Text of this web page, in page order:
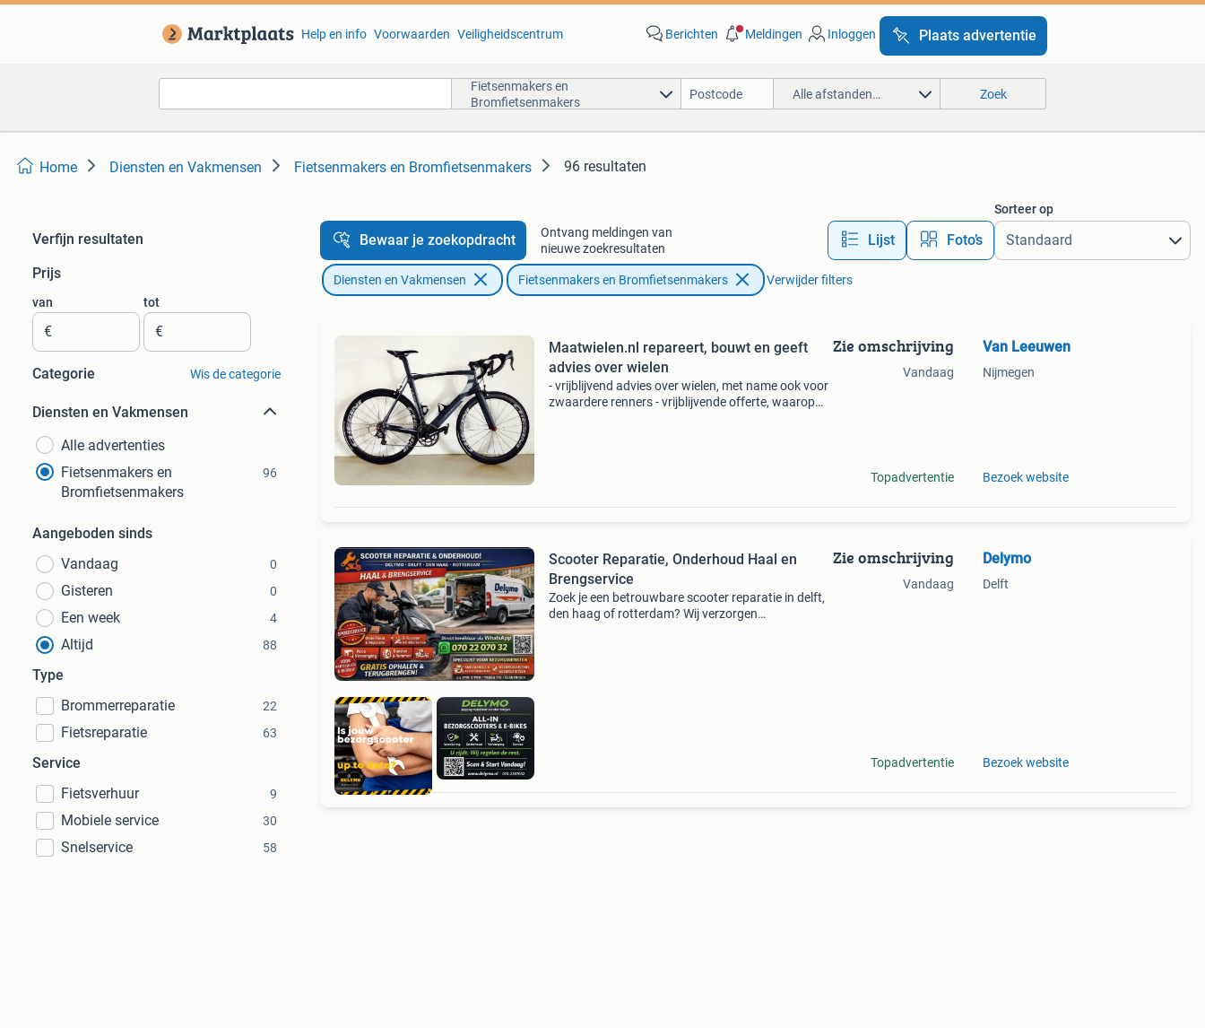
Help en info Voorwaarden Veiligheidscentrum Berichten Meldingen Inloggen Plaats advertentie
Fietsenmakers en
Bromfietsenmakers
Alle afstanden… Zoek
Home Diensten en Vakmensen Fietsenmakers en Bromfietsenmakers 96 resultaten
Verfijn resultaten
Prijs
van
€
tot
€
Categorie Wis de categorie
Diensten en Vakmensen
Alle advertenties
Fietsenmakers en
Bromfietsenmakers
96
Aangeboden sinds
Vandaag
0
Gisteren 0
Een week 4
Altijd 88
Type
Brommerreparatie
22
Fietsreparatie 63
Service
Fietsverhuur
9
Mobiele service 30
Snelservice 58
Bewaar je zoekopdracht
Ontvang meldingen van
nieuwe zoekresultaten
Lijst Foto’s
Sorteer op
Diensten en Vakmensen Fietsenmakers en Bromfietsenmakers Verwijder filters
Maatwielen.nl repareert, bouwt en geeft
advies over wielen
- vrijblijvend advies over wielen, met name ook voor
zwaardere renners - vrijblijvende offerte, waarop
Zie omschrijving
Vandaag
Topadvertentie
Van Leeuwen
Nijmegen
Bezoek website
Scooter Reparatie, Onderhoud Haal en
Brengservice
Zoek je een betrouwbare scooter reparatie in delft,
den haag of rotterdam? Wij verzorgen
Zie omschrijving
Vandaag
Topadvertentie
Delymo
Delft
Bezoek website